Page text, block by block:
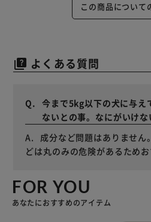
この商品について
quiz よくある質問
今まで5kg以下の犬に与え
ないとの事。なにがいけな
成分など問題はありませ
どは丸のみの危険があるためお
FOR YOU
あなたにおすすめのアイテム